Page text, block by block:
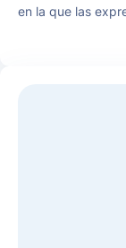
en la que las